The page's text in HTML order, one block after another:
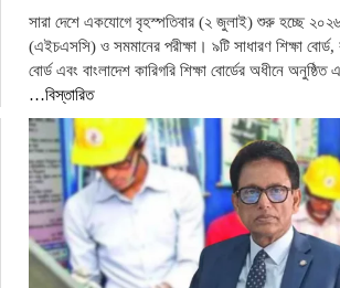
সারা দেশে একযোগে বৃহস্পতিবার (২ জুলাই) শুরু হচ্ছে
(এইচএসসি) ও সমমানের পরীক্ষা। ৯টি সাধারণ শিক্ষা বোর্ড,
বোর্ড এবং বাংলাদেশ কারিগরি শিক্ষা বোর্ডের অধীনে অনুষ্ঠিত
…বিস্তারিত